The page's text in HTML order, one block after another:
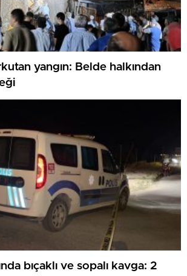
yangın: Belde halkından
bıçaklı ve sopalı kavga: 2